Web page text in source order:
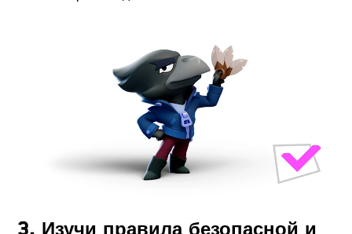
3. Изучи правила безопасной и